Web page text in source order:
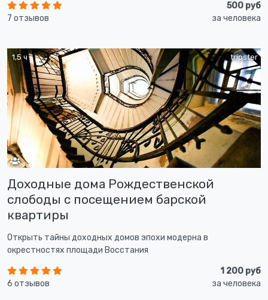
7 отзывов
500 руб
за человека
tripster
1,5 ч
Доходные дома Рождественской
слободы с посещением барской
квартиры
Открыть тайны доходных домов эпохи модерна в
окрестностях площади Восстания
6 отзывов
1 200 руб
за человека